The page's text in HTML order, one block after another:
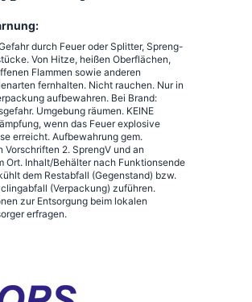
durch Feuer oder Splitter, Spreng-
Von Hitze, heißen Oberflächen,
Flammen sowie anderen
fernhalten. Nicht rauchen. Nur in
aufbewahren. Bei Brand:
Umgebung räumen. KEINE
wenn das Feuer explosive
erreicht. Aufbewahrung gem.
Vorschriften 2. SprengV und an
Ort. Inhalt/Behälter nach Funktionsende
dem Restabfall (Gegenstand) bzw.
(Verpackung) zuführen.
zur Entsorgung beim lokalen
erfragen.